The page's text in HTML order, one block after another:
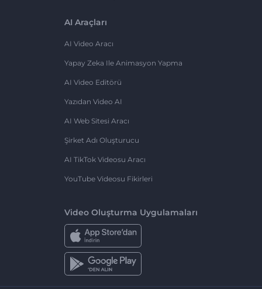
AI Araçları
AI Video Aracı
Yapay Zeka Ile Animasyon Yapma
AI Video Editörü
Yazıdan Video AI
AI Web Sitesi Aracı
Şirket Adı Oluşturucu
AI TikTok Videosu Aracı
YouTube Videosu Fikirleri
Video Oluşturma Uygulamaları